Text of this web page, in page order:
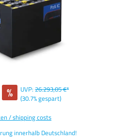
% UVP: 26.293,05 €*
(30.7% gespart)
/ shipping costs
innerhalb Deutschland!